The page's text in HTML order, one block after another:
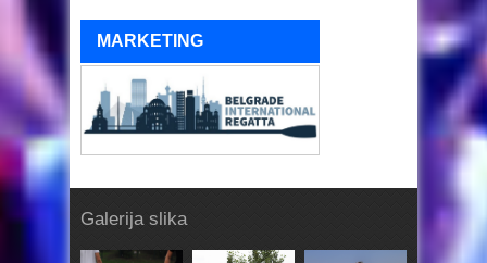
MARKETING
Galerija slika